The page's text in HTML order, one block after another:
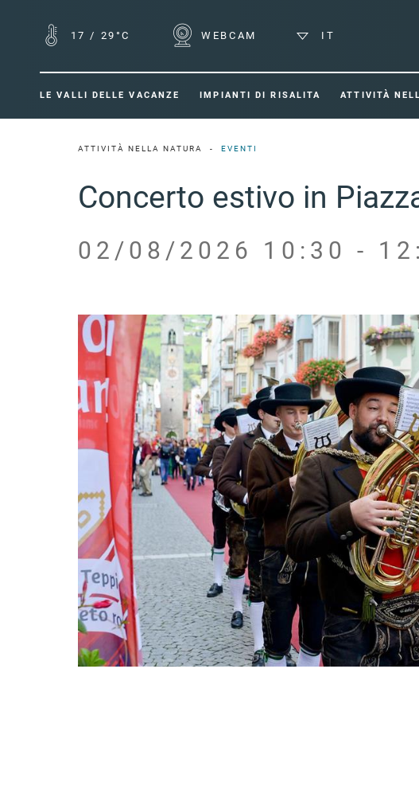
17 / 29°C WEBCAM IT
LE VALLI DELLE VACANZE IMPIANTI DI RISALITA ATTIVITÀ
ATTIVITÀ NELLA NATURA EVENTI
Concerto estivo in
02/08/2026 10:30 -